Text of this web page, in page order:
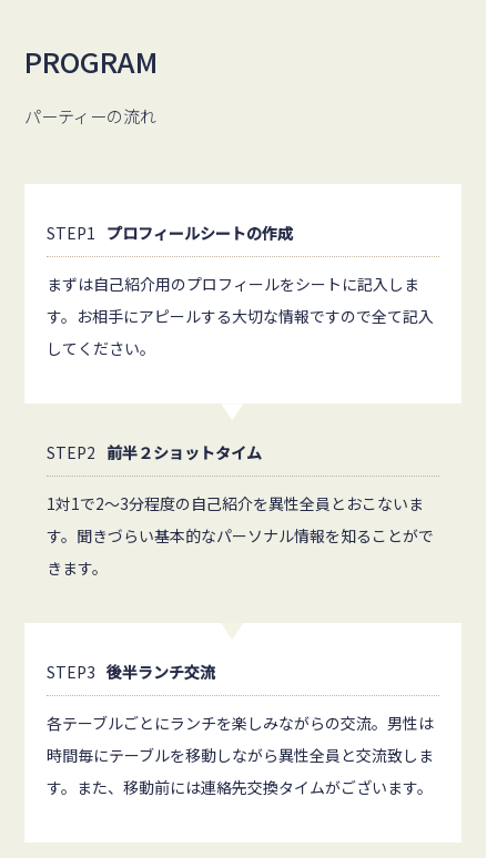
PROGRAM
パーティーの流れ
STEP1 プロフィールシートの作成
まずは自己紹介用のプロフィールをシートに記入しま
す。お相手にアピールする大切な情報ですので全て記入
してください。
STEP2 前半２ショットタイム
1対1で2～3分程度の自己紹介を異性全員とおこないま
す。聞きづらい基本的なパーソナル情報を知ることがで
きます。
STEP3 後半ランチ交流
各テーブルごとにランチを楽しみながらの交流。男性は
時間毎にテーブルを移動しながら異性全員と交流致しま
す。また、移動前には連絡先交換タイムがございます。